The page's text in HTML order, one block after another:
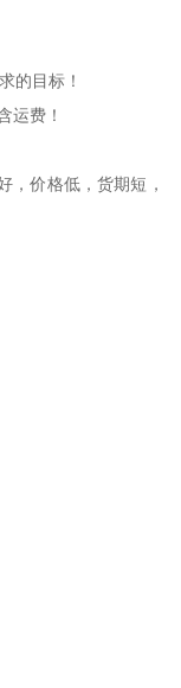
的目标！
运费！
，价格低，货期短，